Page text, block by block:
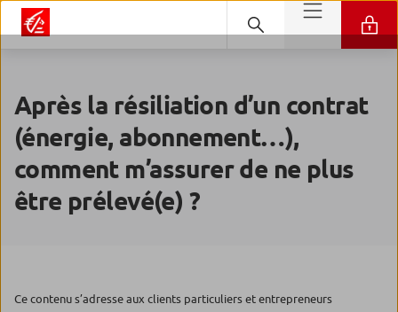
Après la résiliation d’un contrat
(énergie, abonnement…),
comment m’assurer de ne plus
être prélevé(e) ?
Ce contenu s’adresse aux clients particuliers et entrepreneurs